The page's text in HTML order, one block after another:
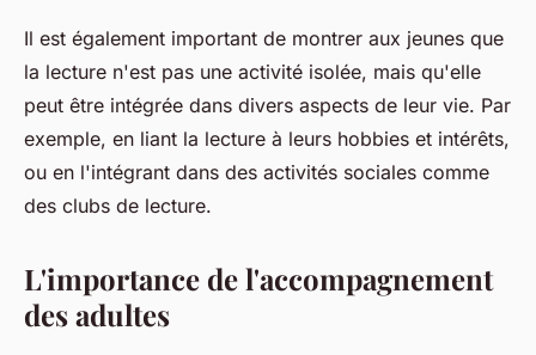
Il est également important de montrer aux jeunes que
la lecture n'est pas une activité isolée, mais qu'elle
peut être intégrée dans divers aspects de leur vie. Par
exemple, en liant la lecture à leurs hobbies et intérêts,
ou en l'intégrant dans des activités sociales comme
des clubs de lecture.
L'importance de l'accompagnement
des adultes